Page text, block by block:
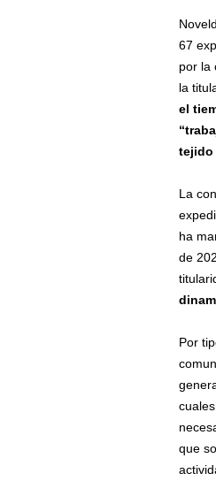
67
por la
la
el
tejido
La
ha
de
Por
que